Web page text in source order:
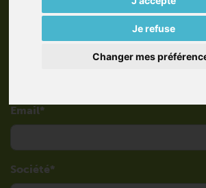
Je refuse
Changer mes
Email
Société